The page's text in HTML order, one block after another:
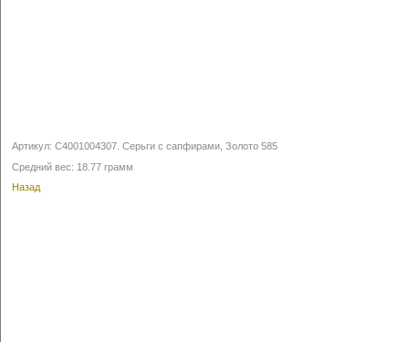
Артикул: С4001004307 Серьги с сапфирами, Золото 585
Средний вес: 18.77 грамм
Назад